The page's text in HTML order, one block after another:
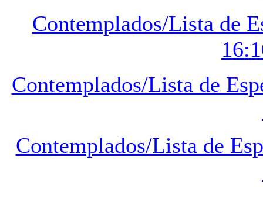
Contemplados/Lista de
Contemplados/Lista de
Contemplados/Lista de